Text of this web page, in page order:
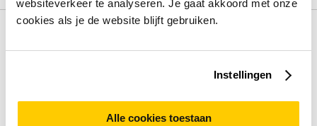
websiteverkeer te analyseren. Je gaat akkoord met onze
cookies als je de website blijft gebruiken.
Instellingen
Alle cookies toestaan